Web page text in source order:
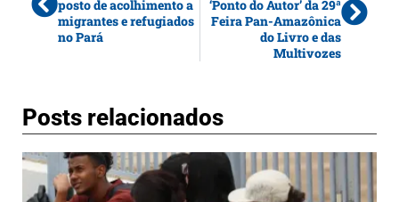
posto de acolhimento a
migrantes e refugiados
no Pará
‘Ponto do Autor’ da 29ª
Feira Pan-Amazônica
do Livro e das
Multivozes
Posts relacionados